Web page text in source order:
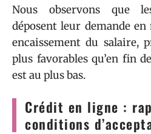
Nous observons que
déposent leur demande
encaissement du salaire,
plus favorables qu’en fin
est au plus bas.
Crédit en ligne :
conditions